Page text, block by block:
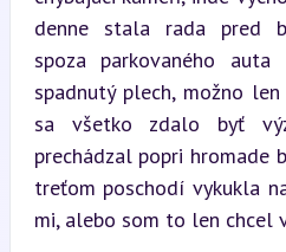
denne stala rada pred
spoza parkovaného
spadnutý plech, možno
sa všetko zdalo byť
prechádzal popri hromade
treťom poschodí vykukla
mi, alebo som to len chcel